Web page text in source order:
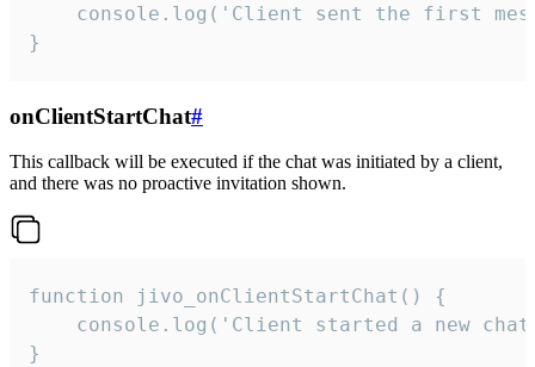
console.log('Client sent the first
}
onClientStartChat#
This callback will be executed if the chat was initiated by a client,
and there was no proactive invitation shown.
function jivo_onClientStartChat() {
console.log('Client started a new
}